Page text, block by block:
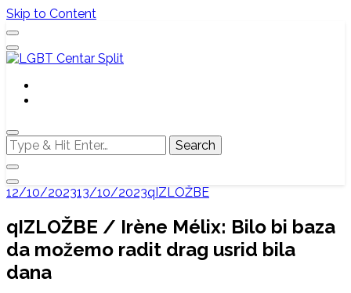
Skip to Content
LGBT Centar Split
Službena web stranica LGBT centra Split, Croatia
Looking
for
Something?
12/10/202313/10/2023qIZLOŽBE
qIZLOŽBE / Irène Mélix: Bilo bi baza
da možemo radit drag usrid bila
dana